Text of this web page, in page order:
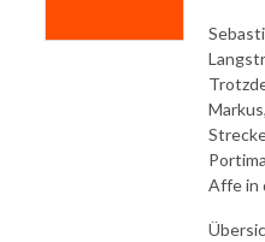
Affe in